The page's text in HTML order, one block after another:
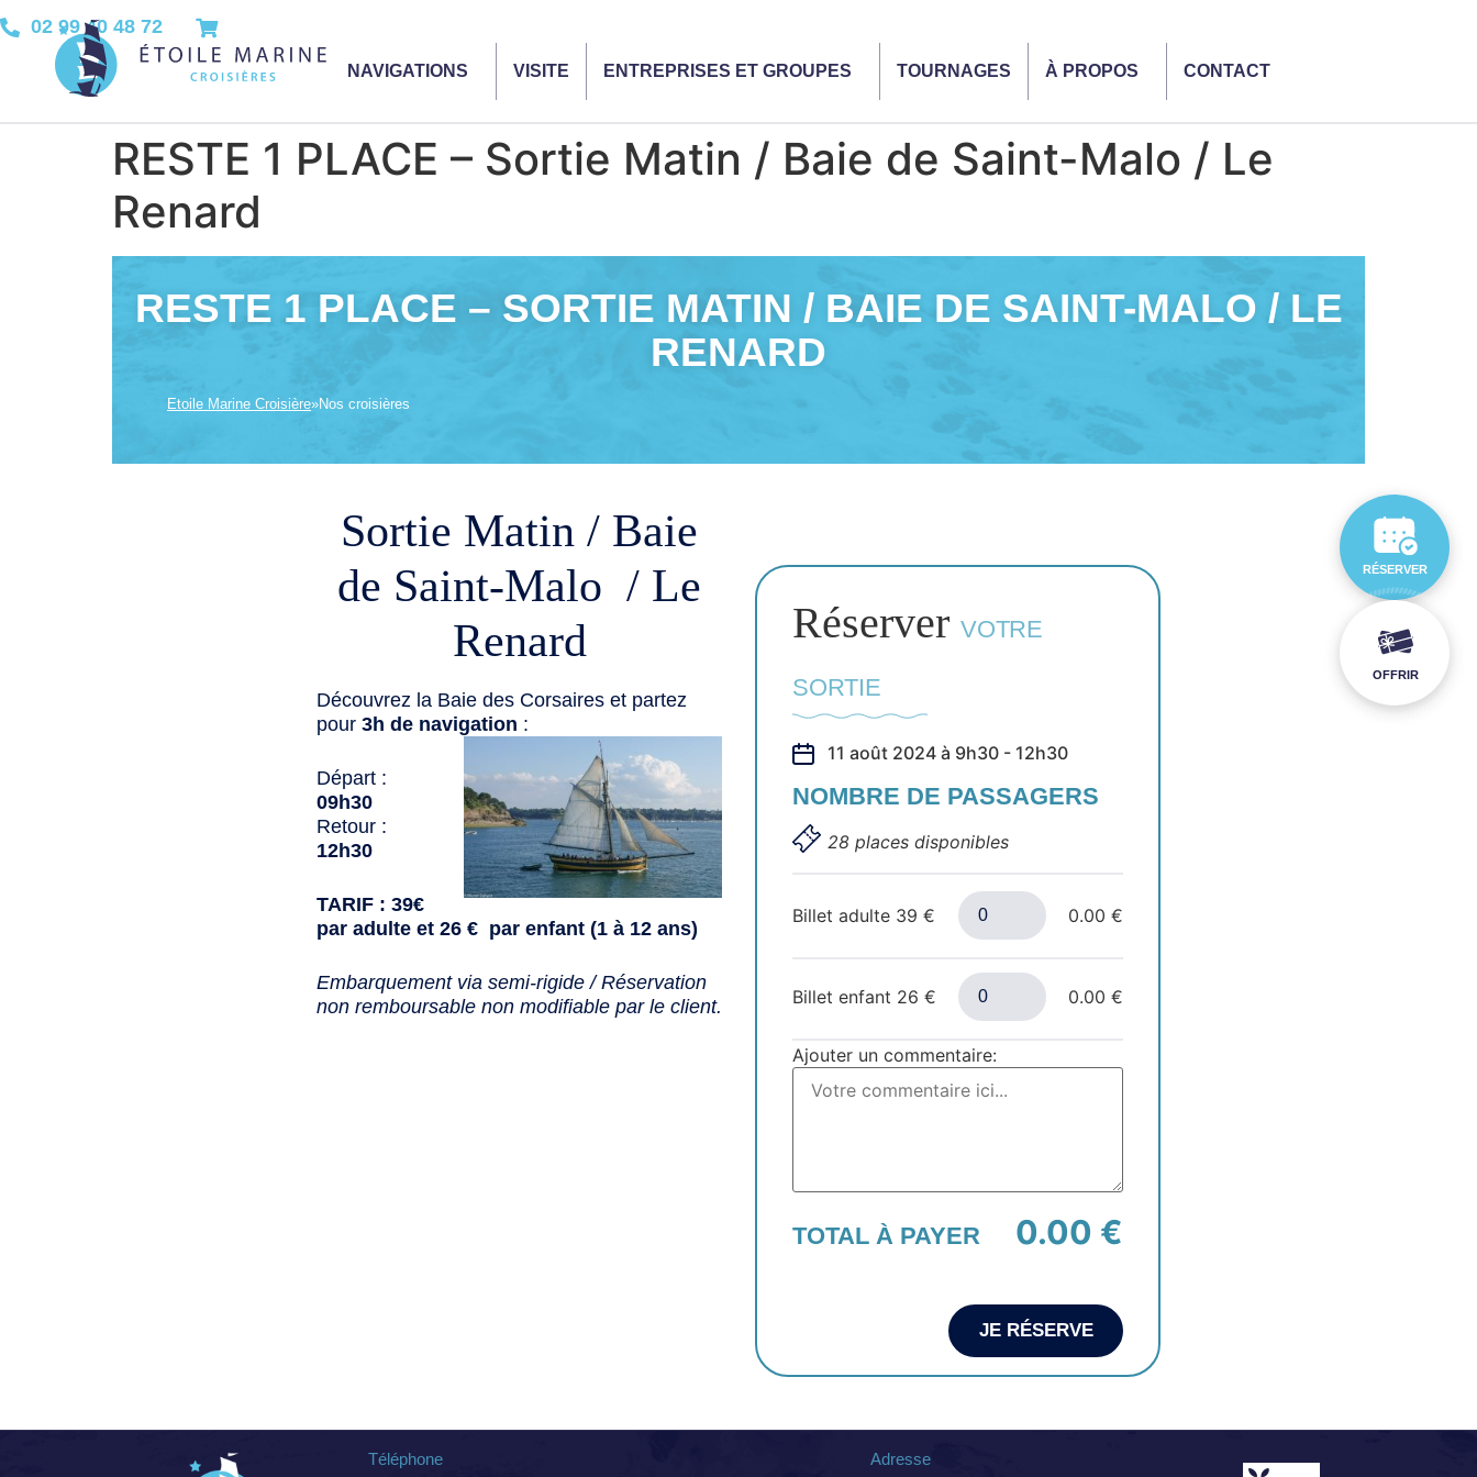
02 99 40 48 72
NAVIGATIONS VISITE ENTREPRISES ET GROUPES TOURNAGES À PROPOS CONTACT
RESTE 1 PLACE – Sortie Matin / Baie de Saint-Malo / Le
Renard
RESTE 1 PLACE – SORTIE MATIN / BAIE DE SAINT-MALO / LE
RENARD
Etoile Marine Croisière»Nos croisières
Sortie Matin / Baie
de Saint-Malo / Le
Renard
Découvrez la Baie des Corsaires et partez
pour 3h de navigation :
Départ :
09h30
Retour :
12h30
TARIF : 39€
par adulte et 26 € par enfant (1 à 12 ans)
Embarquement via semi-rigide / Réservation
non remboursable non modifiable par le client.
Réserver VOTRE
SORTIE
11 août 2024 à 9h30 - 12h30
NOMBRE DE PASSAGERS
28 places disponibles
Billet adulte 39 € 0.00 €
Billet enfant 26 € 0.00 €
Ajouter un commentaire:
TOTAL À PAYER 0.00 €
JE RÉSERVE
Téléphone Adresse
RÉSERVER
OFFRIR